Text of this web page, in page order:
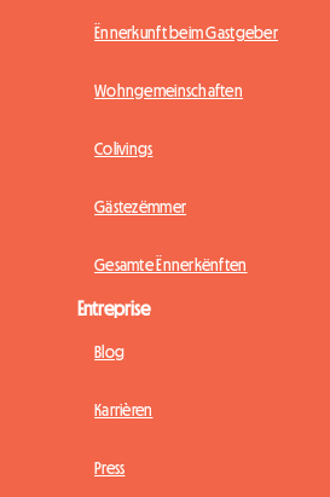
Ënnerkunft beim Gastgeber
Wohngemeinschaften
Colivings
Gästezëmmer
Gesamte Ënnerkënften
Entreprise
Blog
Karrièren
Press